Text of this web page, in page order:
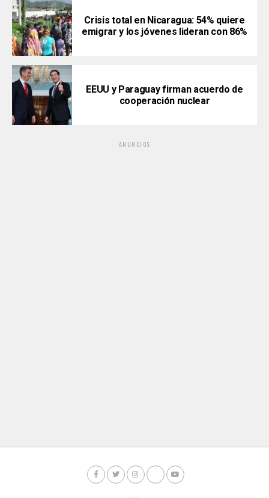
Crisis total en Nicaragua: 54% quiere
emigrar y los jóvenes lideran con 86%
EEUU y Paraguay firman acuerdo de
cooperación nuclear
ANUNCIOS